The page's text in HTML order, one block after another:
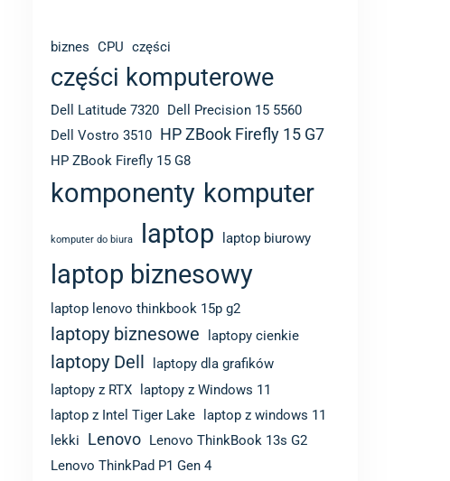
biznes CPU części
części komputerowe
Dell Latitude 7320 Dell Precision 15 5560
Dell Vostro 3510
HP ZBook Firefly 15 G7
HP ZBook Firefly 15 G8
komponenty komputer
komputer do biura laptop laptop biurowy
laptop biznesowy
laptop lenovo thinkbook 15p g2
laptopy biznesowe laptopy cienkie
laptopy Dell
laptopy dla grafików
laptopy z RTX
laptopy z Windows 11
laptop z Intel Tiger Lake
laptop z windows 11
lekki
Lenovo Lenovo ThinkBook 13s G2
Lenovo ThinkPad P1 Gen 4